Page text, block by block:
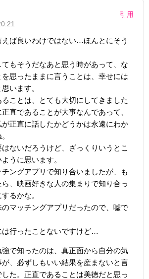
引用
えば良いわけではない…ほんとにそう
もそうだなあと思う時があって、な
思ったままに言うことは、幸せには
います。
ことは、とても大切にしてきました
直であることが大事なんであって、
正直に話したかどうかは永遠にわか
ないだろうけど、ざっくりいうとこ
うに思います。
ングアプリで知り合いましたが、も
ら、映画好きな人の集まりで知り合っ
るかな。
マッチングアプリだったので、嘘で
は行ったことないですけど…
で知ったのは、真正面から自分の気
、必ずしもいい結果を産まないと言
た。正直であることは美徳だと思っ